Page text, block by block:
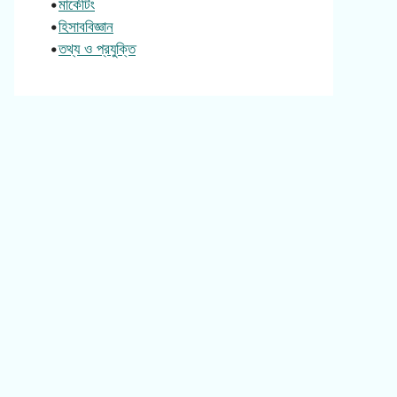
•মার্কেটিং
•হিসাববিজ্ঞান
•তথ্য ও প্রযুক্তি